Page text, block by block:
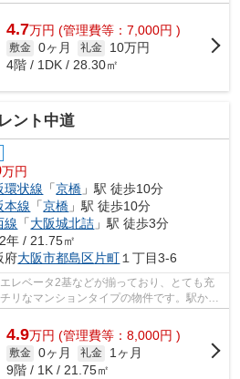
がな...
4.7万円 (管理費等：7,000円 )
敷金 0ヶ月 礼金
10万円
4階 / 1DK / 28.30㎡
ント中道
万円
環状線 「京橋 」駅 徒歩10分
本線 「京橋 」駅 徒歩10分
線 「大阪城北詰 」駅 徒歩3分
年 / 21.75㎡
府大阪市都島区片町 １丁目3-6
レベータ2基などが揃っており、とても充
リなマンションタイプの物件です。駅から
通しの...
4.9万円 (管理費等：8,000円 )
敷金 0ヶ月 礼金
1ヶ月
9階 / 1K / 21.75㎡